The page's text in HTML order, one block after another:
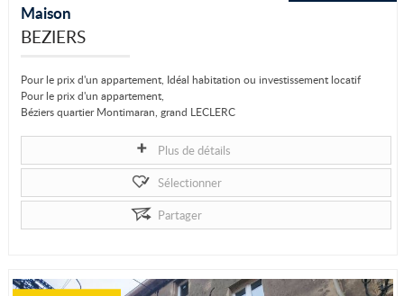
Maison
BEZIERS
Pour le prix d'un appartement, Idéal habitation ou investissement locatif
Pour le prix d'un appartement,
Béziers quartier Montimaran, grand LECLERC
Dans petite copropriété de deux logements...
Plus de détails
Sélectionner
Partager